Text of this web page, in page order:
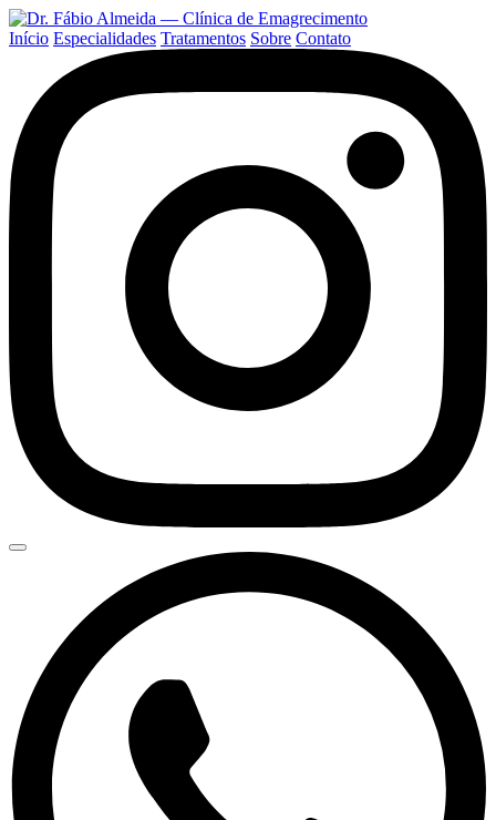
Início Especialidades Tratamentos Sobre Contato